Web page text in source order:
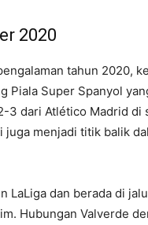
2020
tahun 2020,
Piala Super Spanyol
3 dari Atlético Madrid di
menjadi titik balik
LaLiga dan berada di
Hubungan Valverde